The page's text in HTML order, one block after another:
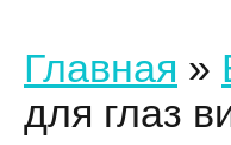
Главная »
для глаз